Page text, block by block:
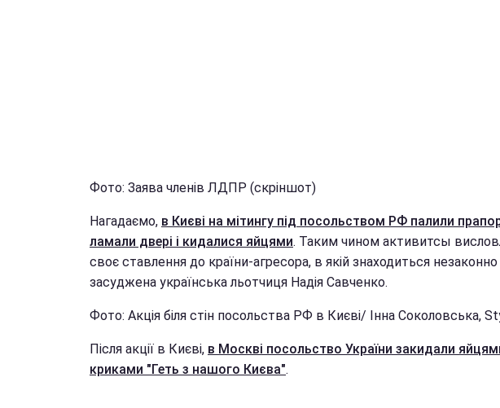
Фото: Заява членів ЛДПР (скріншот)
Нагадаємо, в Києві на мітингу під посольством РФ палили
ламали двері і кидалися яйцями. Таким чином активитсы
своє ставлення до країни-агресора, в якій знаходиться незаконно
засуджена українська льотчиця Надія Савченко.
Фото: Акція біля стін посольства РФ в Києві/ Інна Соколовська,
Після акції в Києві, в Москві посольство України закидали
криками "Геть з нашого Києва".